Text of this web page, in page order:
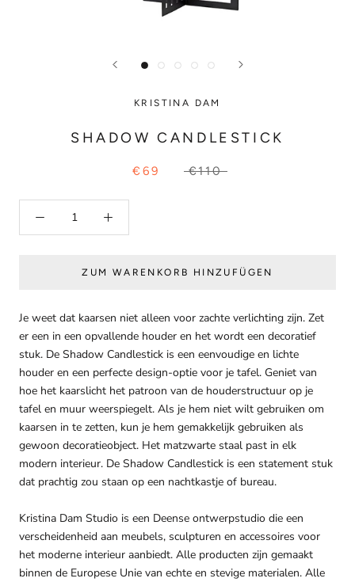
KRISTINA DAM
SHADOW CANDLESTICK
€69 €110
ZUM WARENKORB HINZUFÜGEN
Je weet dat kaarsen niet alleen voor zachte verlichting zijn. Zet
er een in een opvallende houder en het wordt een decoratief
stuk. De Shadow Candlestick is een eenvoudige en lichte
houder en een perfecte design-optie voor je tafel. Geniet van
hoe het kaarslicht het patroon van de houderstructuur op je
tafel en muur weerspiegelt. Als je hem niet wilt gebruiken om
kaarsen in te zetten, kun je hem gemakkelijk gebruiken als
gewoon decoratieobject. Het matzwarte staal past in elk
modern interieur. De Shadow Candlestick is een statement stuk
dat prachtig zou staan op een nachtkastje of bureau.
Kristina Dam Studio is een Deense ontwerpstudio die een
verscheidenheid aan meubels, sculpturen en accessoires voor
het moderne interieur aanbiedt. Alle producten zijn gemaakt
binnen de Europese Unie van echte en stevige materialen. Alle